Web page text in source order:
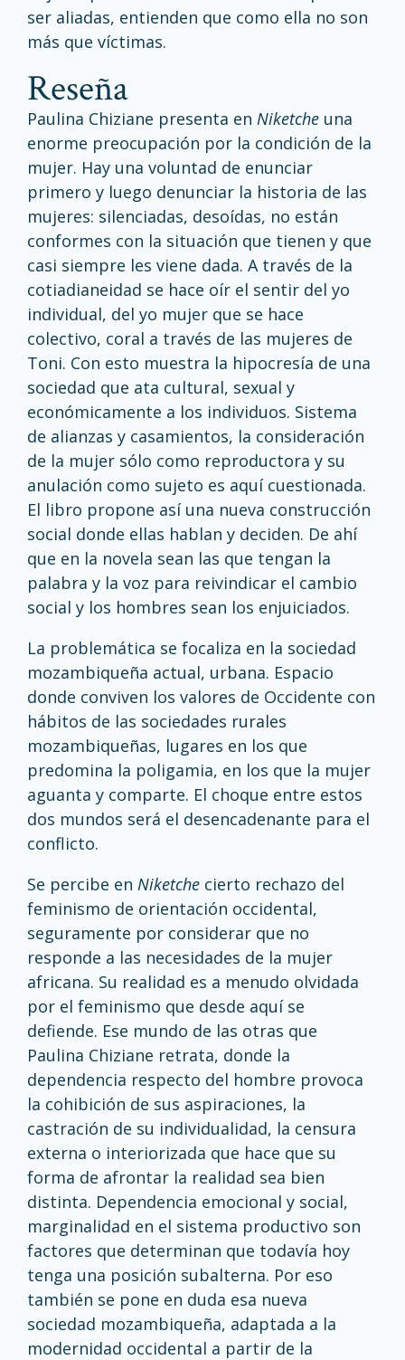
ser aliadas, entienden que como ella no son
más que víctimas.
reseña
Paulina Chiziane presenta en Niketche una
enorme preocupación por la condición de la
mujer. Hay una voluntad de enunciar
primero y luego denunciar la historia de las
mujeres: silenciadas, desoídas, no están
conformes con la situación que tienen y que
casi siempre les viene dada. A través de la
cotiadianeidad se hace oír el sentir del yo
individual, del yo mujer que se hace
colectivo, coral a través de las mujeres de
Toni. Con esto muestra la hipocresía de una
sociedad que ata cultural, sexual y
económicamente a los individuos. Sistema
de alianzas y casamientos, la consideración
de la mujer sólo como reproductora y su
anulación como sujeto es aquí cuestionada.
El libro propone así una nueva construcción
social donde ellas hablan y deciden. De ahí
que en la novela sean las que tengan la
palabra y la voz para reivindicar el cambio
social y los hombres sean los enjuiciados.
La problemática se focaliza en la sociedad
mozambiqueña actual, urbana. Espacio
donde conviven los valores de Occidente con
hábitos de las sociedades rurales
mozambiqueñas, lugares en los que
predomina la poligamia, en los que la mujer
aguanta y comparte. El choque entre estos
dos mundos será el desencadenante para el
conflicto.
Se percibe en Niketche cierto rechazo del
feminismo de orientación occidental,
seguramente por considerar que no
responde a las necesidades de la mujer
africana. Su realidad es a menudo olvidada
por el feminismo que desde aquí se
defiende. Ese mundo de las otras que
Paulina Chiziane retrata, donde la
dependencia respecto del hombre provoca
la cohibición de sus aspiraciones, la
castración de su individualidad, la censura
externa o interiorizada que hace que su
forma de afrontar la realidad sea bien
distinta. Dependencia emocional y social,
marginalidad en el sistema productivo son
factores que determinan que todavía hoy
tenga una posición subalterna. Por eso
también se pone en duda esa nueva
sociedad mozambiqueña, adaptada a la
modernidad occidental a partir de la